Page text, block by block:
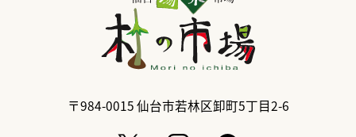
〒984-0015仙台市若林区卸町5丁目2-6